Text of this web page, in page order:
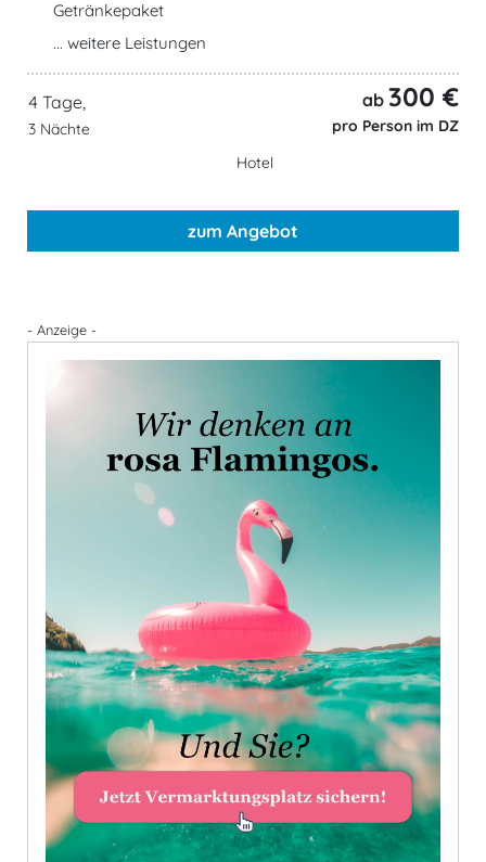
Getränkepaket
... weitere Leistungen
4 Tage,
3 Nächte
ab 300 €
pro Person im DZ
Hotel
zum Angebot
- Anzeige -